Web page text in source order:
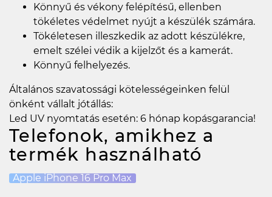
Könnyű és vékony felépítésű, ellenben
tökéletes védelmet nyújt a készülék számára.
Tökéletesen illeszkedik az adott készülékre,
emelt szélei védik a kijelzőt és a kamerát.
Könnyű felhelyezés.
Általános szavatossági kötelességeinken felül
önként vállalt jótállás:
Led UV nyomtatás esetén: 6 hónap kopásgarancia!
Telefonok, amikhez a
termék használható
Apple iPhone 16 Pro Max